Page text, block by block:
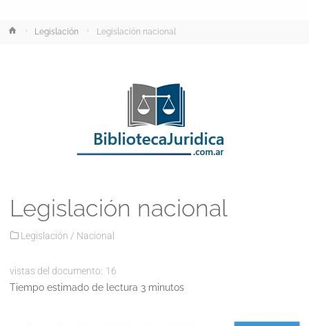
InicioLegislación Legislación nacional
Legislación nacional
Legislación / Nacional
vistas del documento: 16
Tiempo estimado de lectura 3 minutos